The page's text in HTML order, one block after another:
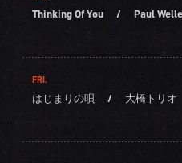
Thinking Of You / Paul
FRI.
はじまりの唄 / 大橋トリオ